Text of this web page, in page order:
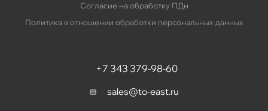
Согласие на обработку ПДн
Политика в отношении обработки персональных данных
+7 343 379-98-60
sales@to-east.ru